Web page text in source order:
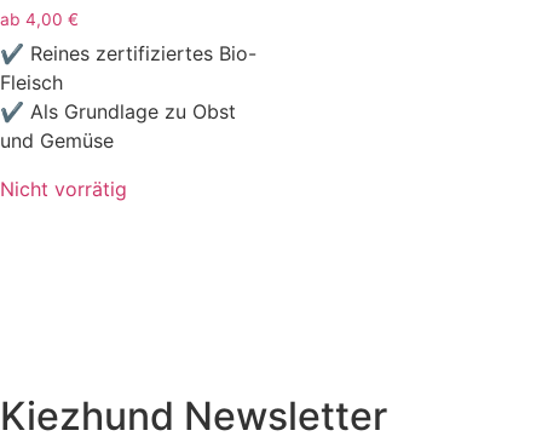
ab 4,00 €
✔ Reines zertifiziertes Bio-
Fleisch
✔ Als Grundlage zu Obst
und Gemüse
Nicht vorrätig
Kiezhund Newsletter